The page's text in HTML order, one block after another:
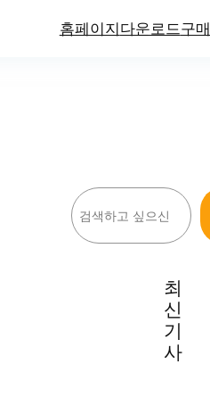
홈페이지다운로드구매
검
색
최
신
기
사